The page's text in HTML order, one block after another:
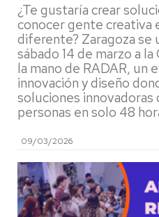
¿Te gustaría crear
conocer gente creativa
diferente? Zaragoza se
sábado 14 de marzo a
la mano de RADAR, un
innovación y diseño
soluciones innovadoras
personas en solo 48
09/03/2026